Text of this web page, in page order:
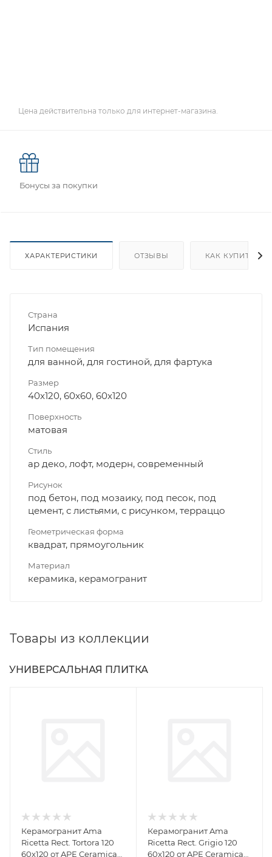
Цена действительна только для интернет-магазина.
Бонусы за покупки
ХАРАКТЕРИСТИКИ ОТЗЫВЫ КАК КУПИТЬ
Страна
Испания
Тип помещения
для ванной, для гостиной, для фартука
Размер
40x120, 60x60, 60x120
Поверхность
матовая
Стиль
ар деко, лофт, модерн, современный
Рисунок
под бетон, под мозаику, под песок, под
цемент, с листьями, с рисунком, терраццо
Геометрическая форма
квадрат, прямоугольник
Материал
керамика, керамогранит
Товары из коллекции
УНИВЕРСАЛЬНАЯ ПЛИТКА
Керамогранит Ama
Ricetta Rect. Tortora 120
60x120 от APE Ceramica
Керамогранит Ama
Ricetta Rect. Grigio 120
60x120 от APE Ceramica